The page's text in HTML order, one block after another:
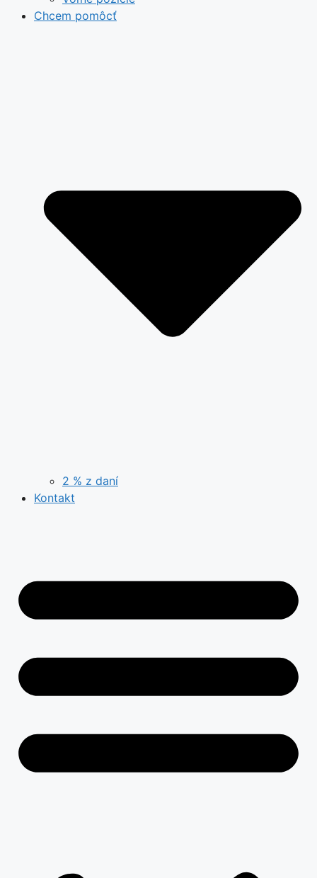
Chcem pomôcť
2 % z daní
Kontakt